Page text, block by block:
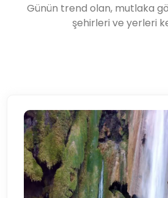
Günün trend olan, mutlaka
şehirleri ve yerleri